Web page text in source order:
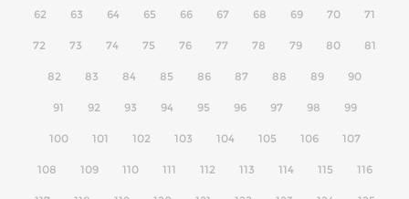
62 63 64 65 66 67 68 69 70 71
72 73 74 75 76 77 78 79 80 81
82 83 84 85 86 87 88 89 90
91 92 93 94 95 96 97 98 99
100 101 102 103 104 105 106 107
108 109 110 111 112 113 114 115 116